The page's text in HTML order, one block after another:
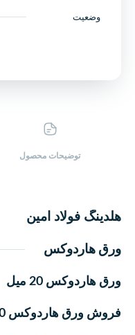
وضعیت
توضیحات محصول
هلدینگ فولاد امین
ورق هاردوکس
ورق هاردوکس 20 میل
فروش ورق هاردوکس 20 میل